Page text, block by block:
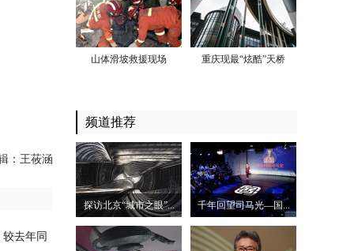
：王莜涵
去年同
山体滑坡救援现场 重庆现最“炫酷”天桥
频道推荐
探访北京“城市之眼”... 千年回望司马光—国...